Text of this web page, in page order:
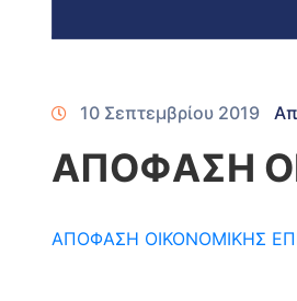
10 Σεπτεμβρίου 2019
ΑΠΟΦΑΣΗ
ΑΠΟΦΑΣΗ ΟΙΚΟΝΟΜΙΚΗΣ